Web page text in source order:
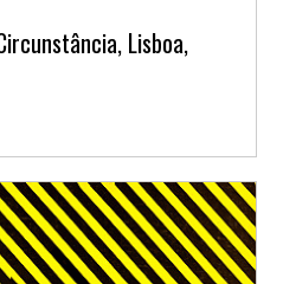
Lisboa,